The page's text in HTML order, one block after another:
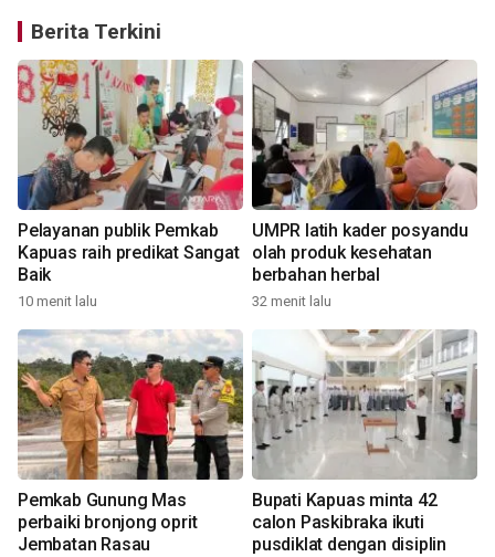
Berita Terkini
Pelayanan publik Pemkab
Kapuas raih predikat Sangat
Baik
10 menit lalu
UMPR latih kader posyandu
olah produk kesehatan
berbahan herbal
32 menit lalu
Pemkab Gunung Mas
perbaiki bronjong oprit
Jembatan Rasau
Bupati Kapuas minta 42
calon Paskibraka ikuti
pusdiklat dengan disiplin